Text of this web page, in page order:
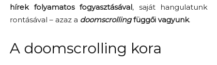
hírek folyamatos fogyasztásával, saját hangulatunk
rontásával – azaz a doomscrollingfüggői vagyunk.
A doomscrolling kora